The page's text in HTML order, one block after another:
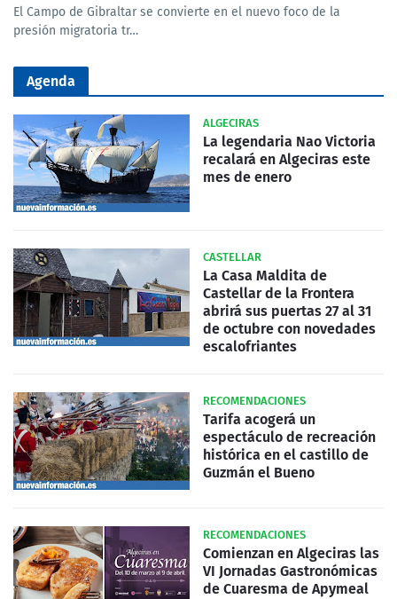
El Campo de Gibraltar se convierte en el nuevo foco de la
presión migratoria tr…
Agenda
ALGECIRAS
La legendaria Nao Victoria
recalará en Algeciras este
mes de enero
CASTELLAR
La Casa Maldita de
Castellar de la Frontera
abrirá sus puertas 27 al 31
de octubre con novedades
escalofriantes
RECOMENDACIONES
Tarifa acogerá un
espectáculo de recreación
histórica en el castillo de
Guzmán el Bueno
RECOMENDACIONES
Comienzan en Algeciras las
VI Jornadas Gastronómicas
de Cuaresma de Apymeal